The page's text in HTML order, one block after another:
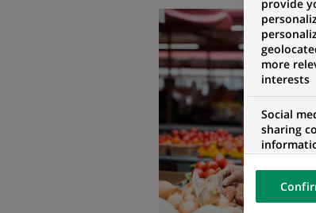
provide
more
interests
Social
sharing
networks
of the
external